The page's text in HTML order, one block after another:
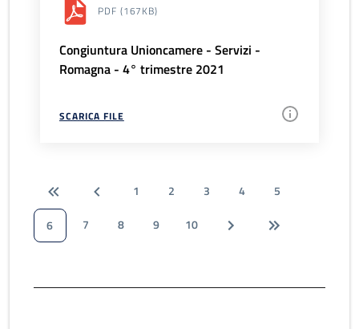
PDF (167KB)
Congiuntura Unioncamere - Servizi -
Romagna - 4° trimestre 2021
SCARICA FILE
1 2 3 4
5
6
7 8 9 10